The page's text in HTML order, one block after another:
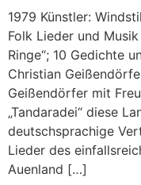
1979 Künstler:
Folk Lieder und
Ringe“; 10 Gedichte
Christian
Geißendörfer mit
„Tandaradei“ diese
deutschsprachige
Lieder des
Auenland […]